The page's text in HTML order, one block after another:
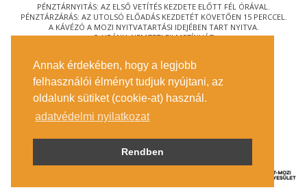
Annak érdekében, hogy a legjobb
felhasználói élményt tudjuk nyújtani, az
oldalunk sütiket (cookie-at) használ.
adatvédelmi nyilatkozat
Rendben
PÉNZTÁRNYITÁS: AZ ELSŐ VETÍTÉS KEZDETE ELŐTT FÉL ÓRÁVAL.
PÉNZTÁRZÁRÁS: AZ UTOLSÓ ELŐADÁS KEZDETÉT KÖVETŐEN 15 PERCCEL.
A KÁVÉZÓ A MOZI NYITVATARTÁSI IDEJÉBEN TART NYITVA.
© URÁNIA NEMZETI FILMSZÍNHÁZ
1088 BUDAPEST, RÁKÓCZI ÚT 21.
MEGKÖZELÍTÉS
JEGYINFORMÁCIÓ
ÍRJON NEKÜNK!
KÖZÉRDEKŰ ADATOK